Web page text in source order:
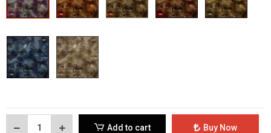
Add to cart Buy Now